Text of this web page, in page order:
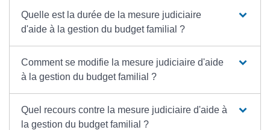
Quelle est la durée de la mesure judiciaire
d'aide à la gestion du budget familial ?
Comment se modifie la mesure judiciaire d'aide
à la gestion du budget familial ?
Quel recours contre la mesure judiciaire d'aide à
la gestion du budget familial ?